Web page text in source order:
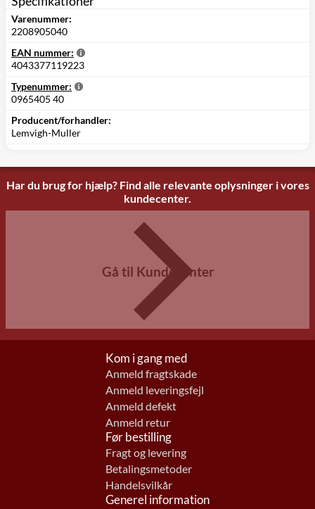
Varenummer:
2208905040
EAN nummer:
4043377119223
Typenummer:
0965405 40
Producent/forhandler:
Lemvigh-Muller
Har du brug for hjælp? Find alle relevante oplysninger i vores
kundecenter.
Gå til Kundecenter
Kom i gang med
Anmeld fragtskade
Anmeld leveringsfejl
Anmeld defekt
Anmeld retur
Før bestilling
Fragt og levering
Betalingsmetoder
Handelsvilkår
Generel information